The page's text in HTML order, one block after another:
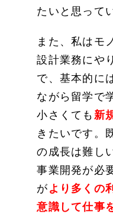
たいと思って
また、私はモ
設計業務にや
で、基本的に
ながら留学で
小さくても 新
きたいです。
の成長は難し
事業開発が必
が より多くの
意識して仕事